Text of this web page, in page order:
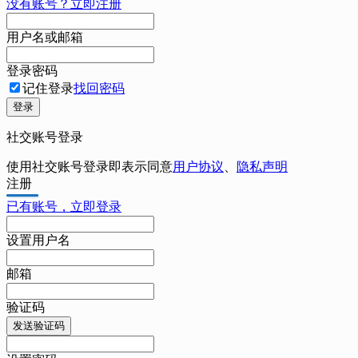
没有账号？立即注册
用户名或邮箱
登录密码
记住登录找回密码
登录
社交账号登录
使用社交账号登录即表示同意用户协议
隐私声明
注册
已有账号，立即登录
设置用户名
邮箱
验证码
发送验证码